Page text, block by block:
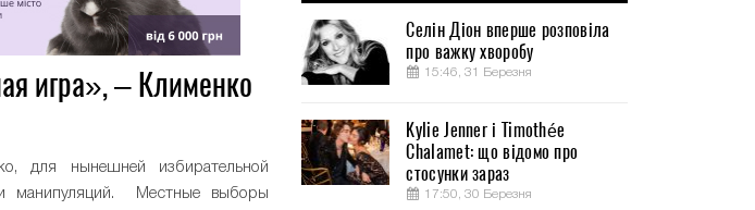
игра», – Клименко
для нынешней избирательной
и манипуляций. Местные выборы
Селін Діон вперше розповіла
про важку хворобу
15:46, 31 Березня
Kylie Jenner і Timothée
Chalamet: що відомо про
стосунки зараз
17:50, 30 Березня